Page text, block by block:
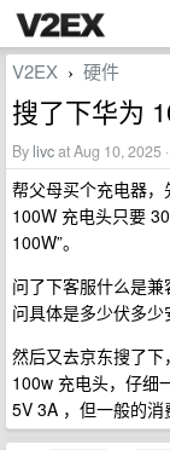
V2EX › 硬件
搜了下华为
By livcat Aug 10, 2025
帮父母买个充电器，
100W 充电头只要
100W”。
问了下客服什么是兼
问具体是多少伏多少
然后又去京东搜了
100w 充电头，仔细
5V 3A ，但一般的消